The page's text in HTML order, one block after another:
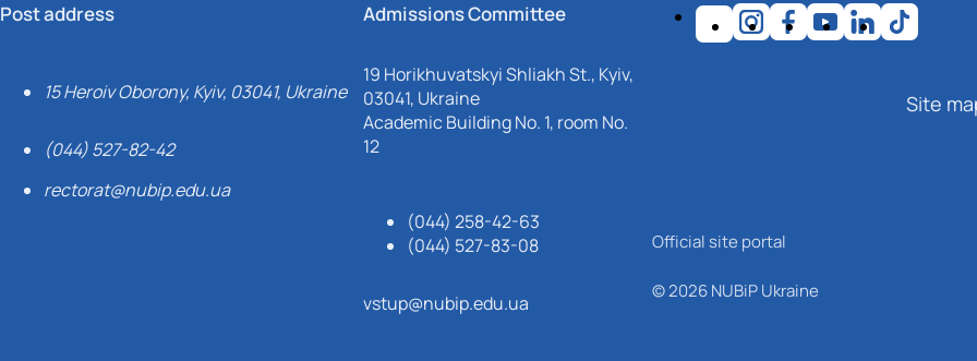
Post address
15 Heroiv Oborony, Kyiv, 03041, Ukraine
(044) 527-82-42
rectorat@nubip.edu.ua
Admissions Committee
19 Horikhuvatskyi Shliakh St., Kyiv,
03041, Ukraine
Academic Building No. 1, room No.
12
(044) 258-42-63
(044) 527-83-08
vstup@nubip.edu.ua
Site
Official site portal
© 2026 NUBiP Ukraine